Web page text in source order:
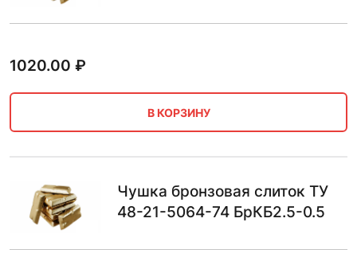
1020.00 ₽
В КОРЗИНУ
Чушка бронзовая слиток ТУ
48-21-5064-74 БрКБ2.5-0.5